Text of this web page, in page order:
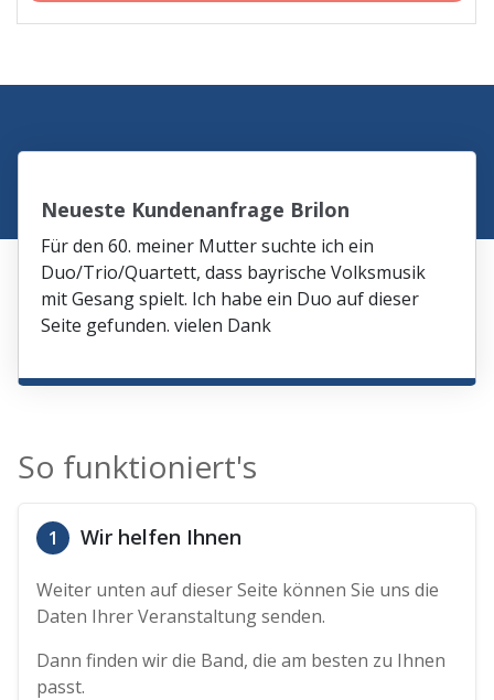
Neueste Kundenanfrage Brilon
Für den 60. meiner Mutter suchte ich ein
Duo/Trio/Quartett, dass bayrische Volksmusik
mit Gesang spielt. Ich habe ein Duo auf dieser
Seite gefunden. vielen Dank
So funktioniert's
1 Wir helfen Ihnen
Weiter unten auf dieser Seite können Sie uns die
Daten Ihrer Veranstaltung senden.
Dann finden wir die Band, die am besten zu Ihnen
passt.